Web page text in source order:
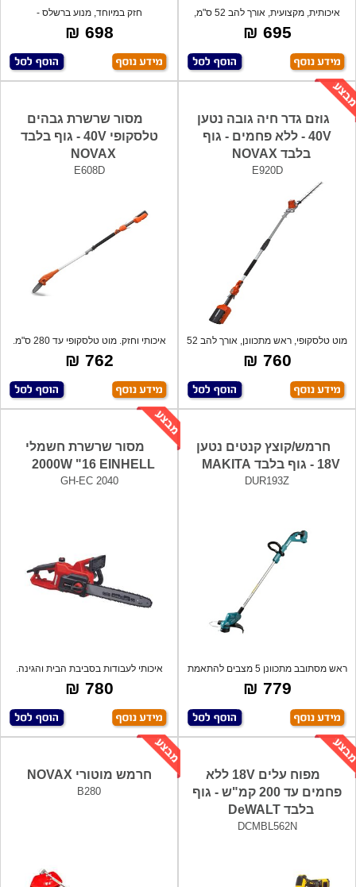
איכותית, מקצועית, אורך להב 52 ס"מ,
מפסק
695 ₪
חזק במיוחד, מנוע ברשלס -
BRUSHLESS. מהיר
698 ₪
גוזם גדר חיה גובה נטען
40V - ללא פחמים - גוף
בלבד NOVAX
E920D
מוט טלסקופי, ראש מתכוונן, אורך להב 52
ס
760 ₪
מסור שרשרת גבהים
טלסקופי 40V - גוף בלבד
NOVAX
E608D
איכותי וחזק. מוט טלסקופי עד 280 ס"מ.
אור
762 ₪
חרמש/קוצץ קנטים נטען
18V - גוף בלבד MAKITA
DUR193Z
ראש מסתובב מתכוונן 5 מצבים להתאמת
זווית
779 ₪
מסור שרשרת חשמלי
2000W "16 EINHELL
GH-EC 2040
איכותי לעבודות בסביבת הבית והגינה.
להב 4
780 ₪
מפוח עלים 18V ללא
פחמים עד 200 קמ"ש - גוף
בלבד DeWALT
DCMBL562N
חרמש מוטורי NOVAX
B280